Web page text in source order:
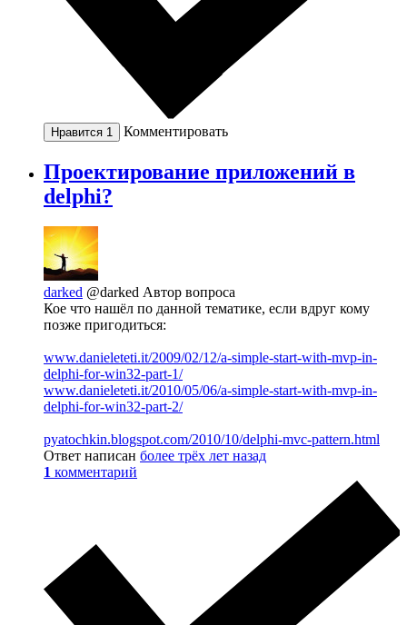
Нравится 1 Комментировать
Проектирование приложений в
delphi?
darked @darked Автор вопроса
Кое что нашёл по данной тематике, если вдруг кому
позже пригодиться:
www.danieleteti.it/2009/02/12/a-simple-start-with-mvp-in-
delphi-for-win32-part-1/
www.danieleteti.it/2010/05/06/a-simple-start-with-mvp-in-
delphi-for-win32-part-2/
pyatochkin.blogspot.com/2010/10/delphi-mvc-pattern.html
Ответ написан более трёх лет назад
1 комментарий